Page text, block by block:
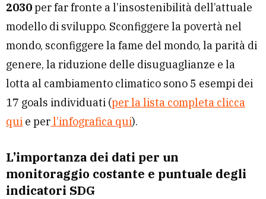
2030per far fronte a l’insostenibilità dell’attuale
modello di sviluppo. Sconfiggere la povertà nel
mondo, sconfiggere la fame del mondo, la parità di
genere, la riduzione delle disuguaglianze e la
lotta al cambiamento climatico sono 5 esempi dei
17 goals individuati (per la lista completa clicca
qui e perl’infografica qui).
L’importanza dei dati per un
monitoraggio costante e puntuale degli
indicatori SDG